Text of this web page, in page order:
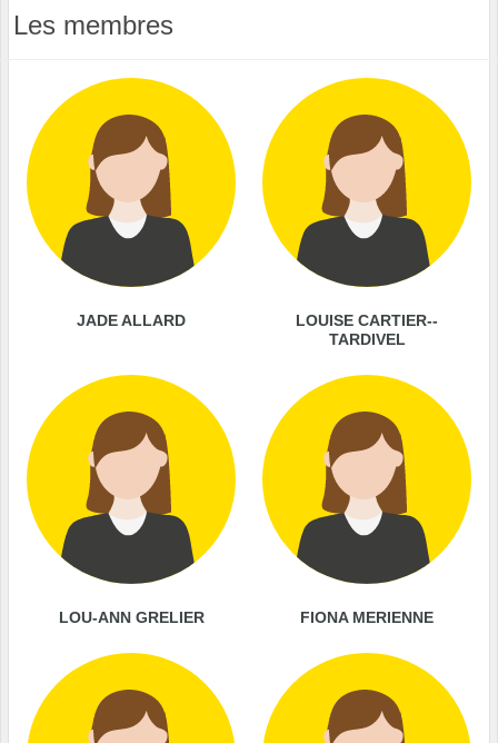
Les membres
JADE ALLARD
LOUISE CARTIER--
TARDIVEL
LOU-ANN GRELIER FIONA MERIENNE